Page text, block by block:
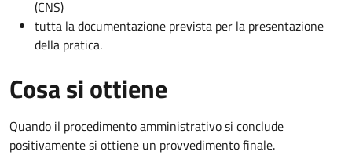
(CNS)
tutta la documentazione prevista per la presentazione
della pratica.
Cosa si ottiene
Quando il procedimento amministrativo si conclude
positivamente si ottiene un provvedimento finale.